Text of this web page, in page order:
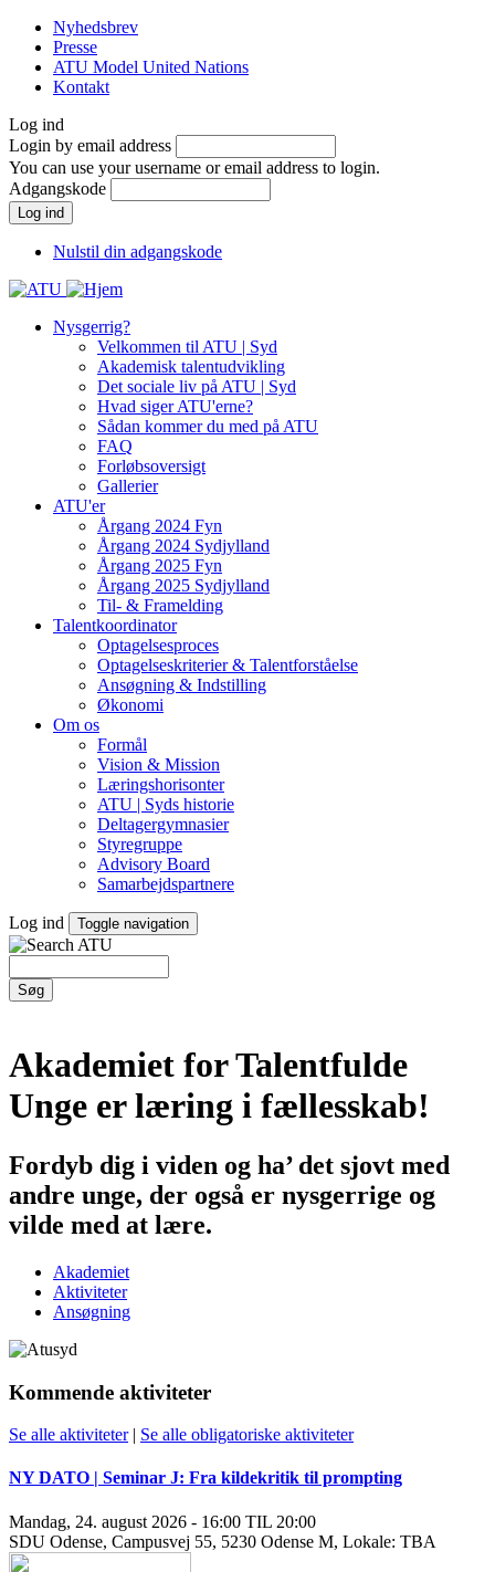
hovedindhold
Menu
Top
Nyhedsbrev
Presse
ATU Model United Nations
Kontakt
Log ind
Login by email address
You can use your username or email address to login.
Adgangskode
Nulstil din adgangskode
navigation
Nysgerrig?
Velkommen til ATU | Syd
Akademisk talentudvikling
Det sociale liv på ATU | Syd
Hvad siger ATU'erne?
Sådan kommer du med på ATU
FAQ
Forløbsoversigt
Gallerier
ATU'er
Årgang 2024 Fyn
Årgang 2024 Sydjylland
Årgang 2025 Fyn
Årgang 2025 Sydjylland
Til- & Framelding
Talentkoordinator
Optagelsesproces
Optagelseskriterier & Talentforståelse
Ansøgning & Indstilling
Økonomi
Om os
Formål
Vision & Mission
Læringshorisonter
ATU | Syds historie
Deltagergymnasier
Styregruppe
Advisory Board
Samarbejdspartnere
Log ind Toggle navigation
Akademiet for Talentfulde
Unge er læring i fællesskab!
Fordyb dig i viden og ha’ det sjovt med
andre unge, der også er nysgerrige og
vilde med at lære.
Akademiet
Aktiviteter
Ansøgning
Kommende aktiviteter
Se alle aktiviteter| Se alle obligatoriske aktiviteter
NY DATO | Seminar J: Fra kildekritik til prompting
Mandag, 24. august 2026 - 16:00 TIL 20:00
SDU Odense, Campusvej 55, 5230 Odense M, Lokale: TBA